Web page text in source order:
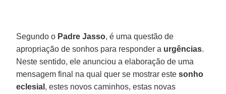
Segundo o Padre Jasso, é uma questão de
apropriação de sonhos para responder a urgências.
Neste sentido, ele anunciou a elaboração de uma
mensagem final na qual quer se mostrar estesonho
eclesial , estes novos caminhos, estas novas